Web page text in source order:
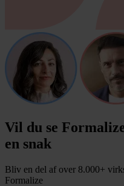
Vil du se
en snak
Bliv en del af over 8.000+
Formalize